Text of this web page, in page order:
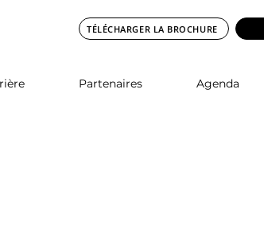
TÉLÉCHARGER LA BROCHURE
Partenaires Agenda